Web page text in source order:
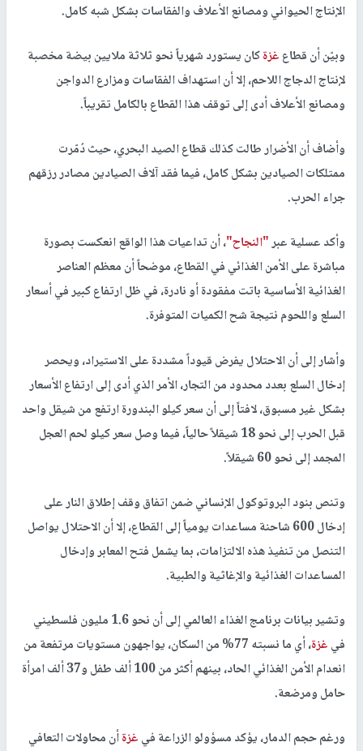
الإنتاج الحيواني ومصانع الأعلاف والفقاسات بشكل شبه كامل.
وبيّن أن قطاعغزةكان يستورد شهرياً نحو ثلاثة ملايين بيضة مخصبة
لإنتاج الدجاج اللاحم، إلا أن استهداف الفقاسات ومزارع الدواجن
ومصانع الأعلاف أدى إلى توقف هذا القطاع بالكامل تقريباً.
وأضاف أن الأضرار طالت كذلك قطاع الصيد البحري، حيث دُمّرت
ممتلكات الصيادين بشكل كامل، فيما فقد آلاف الصيادين مصادر رزقهم
جراء الحرب.
وأكد عسلية عبر"النجاح"، أن تداعيات هذا الواقع انعكست بصورة
مباشرة على الأمن الغذائي في القطاع، موضحاً أن معظم العناصر
الغذائية الأساسية باتت مفقودة أو نادرة، في ظل ارتفاع كبير في أسعار
السلع واللحوم نتيجة شح الكميات المتوفرة.
وأشار إلى أن الاحتلال يفرض قيوداً مشددة على الاستيراد، ويحصر
إدخال السلع بعدد محدود من التجار، الأمر الذي أدى إلى ارتفاع الأسعار
بشكل غير مسبوق، لافتاً إلى أن سعر كيلو البندورة ارتفع من شيقل واحد
قبل الحرب إلى نحو 18 شيقلاً حالياً، فيما وصل سعر كيلو لحم العجل
المجمد إلى نحو 60 شيقلاً.
وتنص بنود البروتوكول الإنساني ضمن اتفاق وقف إطلاق النار على
إدخال 600 شاحنة مساعدات يومياً إلى القطاع، إلا أن الاحتلال يواصل
التنصل من تنفيذ هذه الالتزامات، بما يشمل فتح المعابر وإدخال
المساعدات الغذائية والإغاثية والطبية.
وتشير بيانات برنامج الغذاء العالمي إلى أن نحو 1.6 مليون فلسطيني
فيغزة
، أي ما نسبته 77% من السكان، يواجهون مستويات مرتفعة من
انعدام الأمن الغذائي الحاد، بينهم أكثر من 100 ألف طفل و37 ألف امرأة
حامل ومرضعة.
ورغم حجم الدمار، يؤكد مسؤولو الزراعة فيغزةأن محاولات التعافي